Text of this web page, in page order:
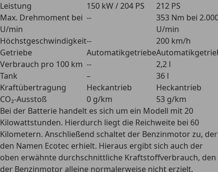
Leistung
150 kW / 204 PS
212 PS
Max. Drehmoment bei
U/min
--
353 Nm bei
U/min
Höchstgeschwindigkeit--
200 km/h
Getriebe
Automatikgetriebe
Verbrauch pro 100 km --
2,2 l
Tank
–
36 l
Kraftübertragung
Heckantrieb
Heckantrieb
CO₂-Ausstoß
0 g/km
53 g/km
Bei der Batterie handelt es sich um ein Modell mit 20
Kilowattstunden. Hierdurch liegt die Reichweite bei 60
Kilometern. Anschließend schaltet der Benzinmotor zu, der
den Namen Ecotec erhielt. Hieraus ergibt sich auch der
oben erwähnte durchschnittliche Kraftstoffverbrauch, den
der Benzinmotor alleine normalerweise nicht erzielt.